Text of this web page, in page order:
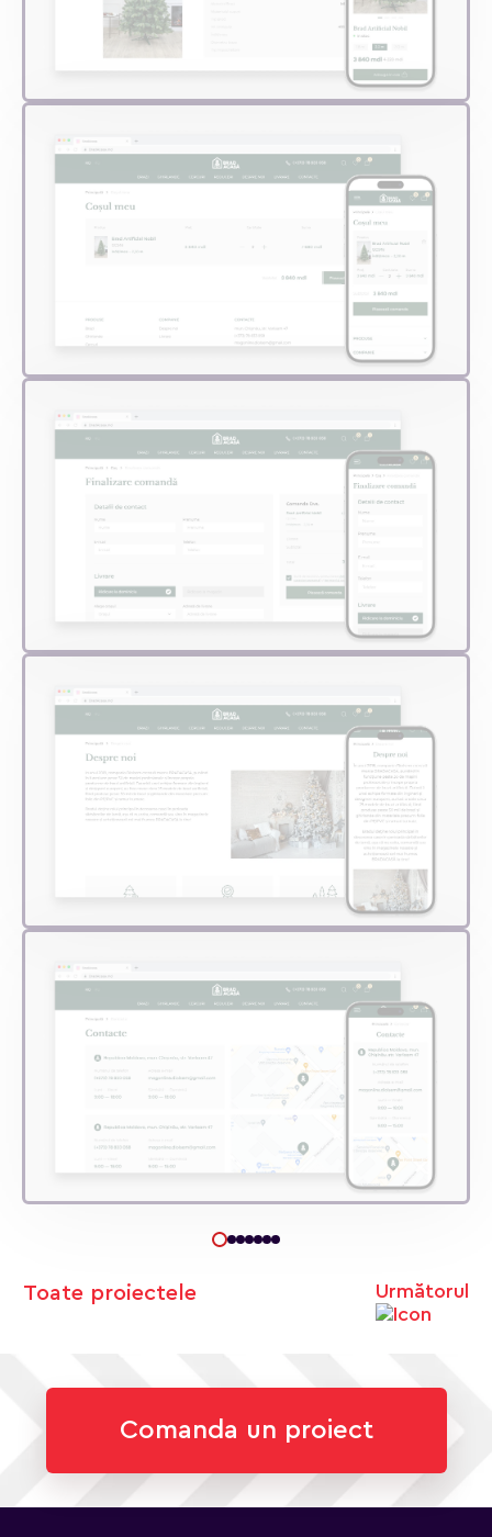
Toate proiectele Următorul
Comanda un proiect